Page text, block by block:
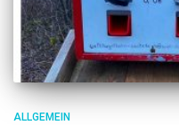
ALLGEMEIN